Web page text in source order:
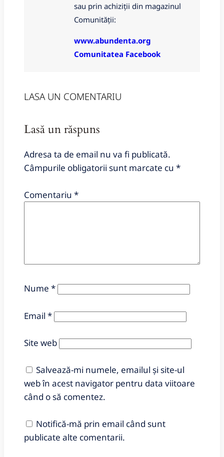
sau prin achiziții din magazinul
Comunității:
www.abundenta.org
Comunitatea Facebook
LASA UN COMENTARIU
Lasă un răspuns
Adresa ta de email nu va fi publicată.
Câmpurile obligatorii sunt marcate cu *
Comentariu *
Nume *
Email *
Site web
Salvează-mi numele, emailul și site-ul
web în acest navigator pentru data viitoare
când o să comentez.
Notifică-mă prin email când sunt
publicate alte comentarii.